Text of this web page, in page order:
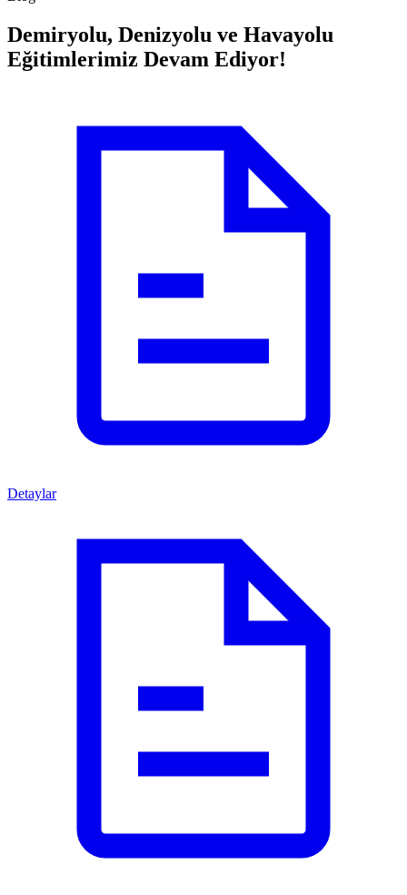
Demiryolu, Denizyolu ve Havayolu
Eğitimlerimiz Devam Ediyor!
Detaylar